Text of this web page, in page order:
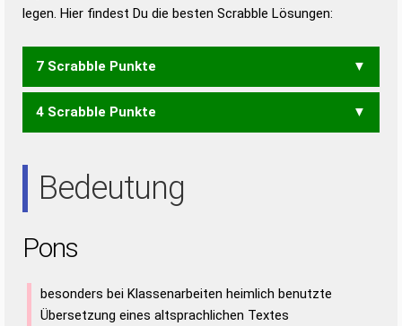
Duden – Deutsches
Universalwörterbuch
legen. Hier findest Du die besten Scrabble Lösungen:
7 Scrabble Punkte
POS
4 Scrabble Punkte
Bedeutung
Pons
besonders bei Klassenarbeiten heimlich benutzte
Übersetzung eines altsprachlichen Textes